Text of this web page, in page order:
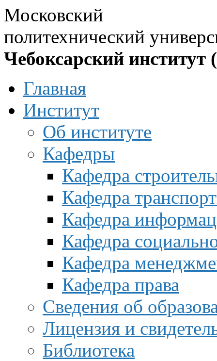
Московский
политехнический
Чебоксарский институт
Главная
Институт
Об институте
Кафедры
Кафедра
Кафедра
Кафедра
Кафедра
Кафедра
Кафедра права
Сведения об
Лицензия и
Библиотека